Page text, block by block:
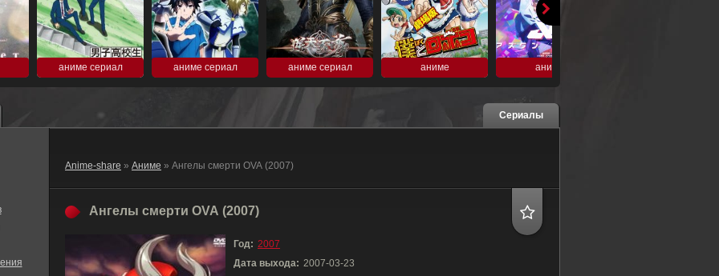
аниме сериал аниме сериал аниме сериал аниме аниме
Сериалы
Anime-share » Аниме » Ангелы смерти OVA (2007)
Ангелы смерти OVA (2007)
Год: 2007
Дата выхода: 2007-03-23